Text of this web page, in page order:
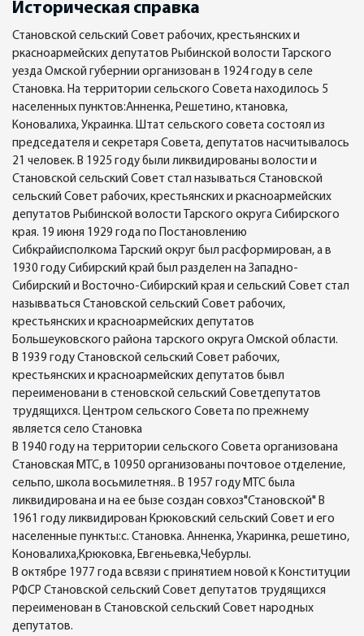
Историческая справка
Становской сельский Совет рабочих, крестьянских и
ркасноармейских депутатов Рыбинской волости Тарского
уезда Омской губернии организован в 1924 году в селе
Становка. На территории сельского Совета находилось 5
населенных пунктов:Анненка, Решетино, ктановка,
Коновалиха, Украинка. Штат сельского совета состоял из
председателя и секретаря Совета, депутатов насчитывалось
21 человек. В 1925 году были ликвидированы волости и
Становской сельский Совет стал называться Становской
сельский Совет рабочих, крестьянских и ркасноармейских
депутатов Рыбинской волости Тарского округа Сибирского
края. 19 июня 1929 года по Постановлению
Сибкрайисполкома Тарский округ был расформирован, а в
1930 году Сибирский край был разделен на Западно-
Сибирский и Восточно-Сибирский края и сельский Совет стал
назывваться Становской сельский Совет рабочих,
крестьянских и красноармейских депутатов
Большеуковского района тарского округа Омской области.
В 1939 году Становской сельский Совет рабочих,
крестьянских и красноармейских депутатов бывл
переименовани в стеновской сельский Советдепутатов
трудящихся. Центром сельского Совета по прежнему
является село Становка
В 1940 году на территории сельского Совета организована
Становская МТС, в 10950 организованы почтовое отделение,
сельпо, школа восьмилетняя.. В 1957 году МТС была
ликвидирована и на ее бызе создан совхоз"Становской" В
1961 году ликвидирован Крюковский сельский Совет и его
населенные пункты:с. Становка. Анненка, Укаринка, решетино,
Коновалиха,Крюковка, Евгеньевка,Чебурлы.
В октябре 1977 года всвязи с принятием новой к Конституции
РФСР Становской сельский Совет депутатов трудящихся
переименован в Становской сельский Совет народных
депутатов.